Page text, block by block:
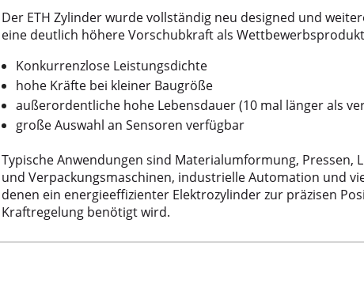
VR 140
sowie für optische Fiberglaskabel
für 4 Leitungen
Servomotor)
Der ETH Zylinder wurde vollständig neu designed und
eine deutlich höhere Vorschubkraft als
Konkurrenzlose Leistungsdichte
hohe Kräfte bei kleiner Baugröße
außerordentliche hohe Lebensdauer (10 mal länger als
große Auswahl an Sensoren verfügbar
Typische Anwendungen sind Materialumformung, Pressen,
und Verpackungsmaschinen, industrielle Automation und
denen ein energieeffizienter Elektrozylinder zur präzisen
Kraftregelung benötigt wird.